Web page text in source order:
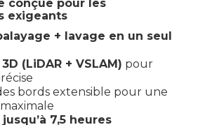
conçue pour les
exigeants
+ lavage en un seul
(LiDAR + VSLAM) pour
bords extensible pour une
7,5 heures